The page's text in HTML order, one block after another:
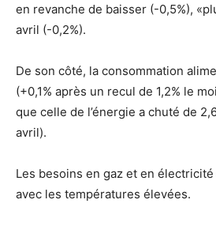
en revanche de baisser (-0,5%),
avril (-0,2%).
De son côté, la consommation
(+0,1% après un recul de 1,2% le
que celle de l’énergie a chuté de
avril).
Les besoins en gaz et en
avec les températures élevées.